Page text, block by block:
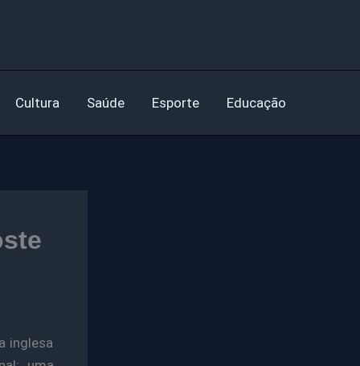
Cultura Saúde Esporte Educação
inglesa